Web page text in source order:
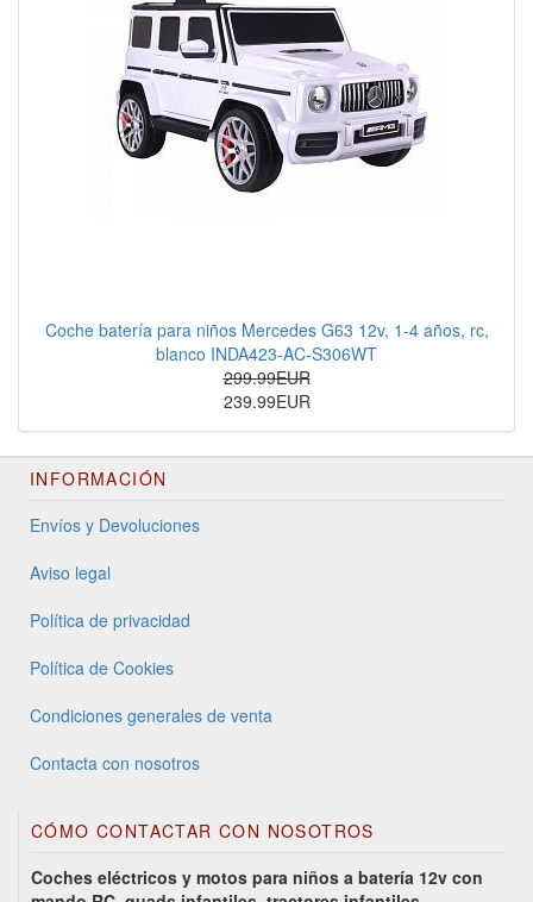
Coche batería para niños Mercedes G63 12v, 1-4 años, rc,
blanco INDA423-AC-S306WT
299.99EUR
239.99EUR
INFORMACIÓN
Envíos y Devoluciones
Aviso legal
Política de privacidad
Política de Cookies
Condiciones generales de venta
Contacta con nosotros
CÓMO CONTACTAR CON NOSOTROS
Coches eléctricos y motos para niños a batería 12v con